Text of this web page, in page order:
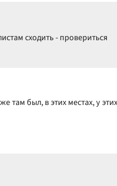
сходить - провериться
там был, в этих местах, у